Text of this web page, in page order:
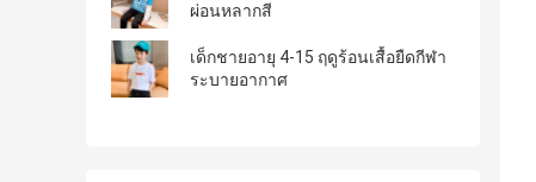
ผ่อนหลากสี
เด็กชายอายุ 4-15 ฤดูร้อนเสื้อยืดกีฬา
ระบายอากาศ